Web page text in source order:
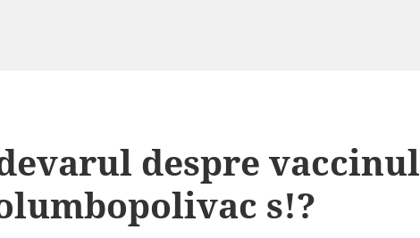
despre vaccinul
s!?